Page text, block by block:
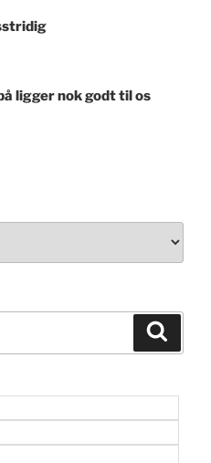
ligger nok godt til os